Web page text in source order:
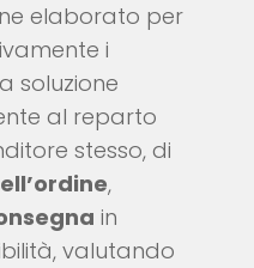
elaborato per
i
soluzione
al reparto
stesso, di
,
in
valutando